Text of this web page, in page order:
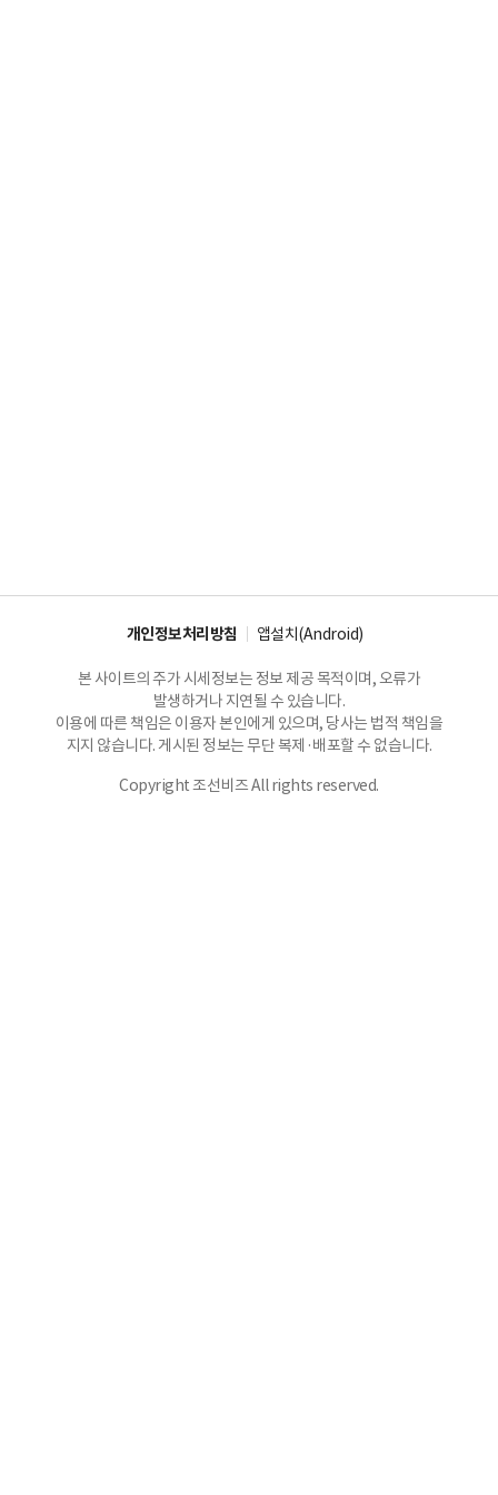
개인정보처리방침 앱설치(Android)
본 사이트의 주가 시세정보는 정보 제공 목적이며, 오류가
발생하거나 지연될 수 있습니다.
이용에 따른 책임은 이용자 본인에게 있으며, 당사는 법적 책임을
지지 않습니다. 게시된 정보는 무단 복제·배포할 수 없습니다.
Copyright 조선비즈 All rights reserved.